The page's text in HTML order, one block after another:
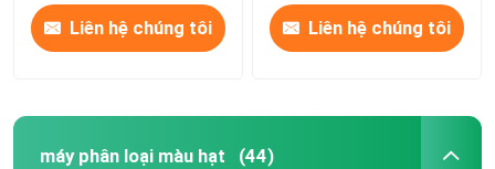
Liên hệ chúng tôi Liên hệ chúng tôi
máy phân loại màu hạt (44)